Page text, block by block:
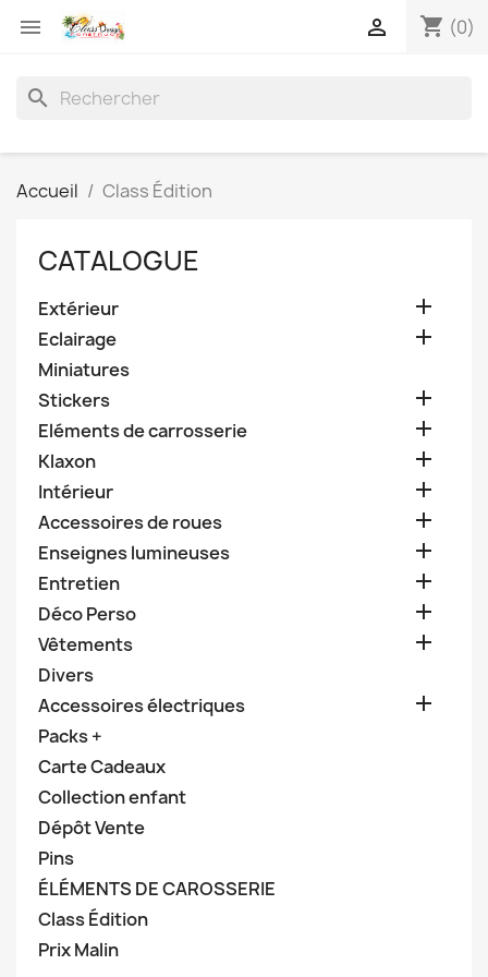
 shopping_cart (0)

search
Accueil Class Édition
CATALOGUE
Extérieur 
Eclairage 
Miniatures
Stickers

Eléments de carrosserie 
Klaxon 
Intérieur 
Accessoires de roues 
Enseignes lumineuses 
Entretien 
Déco Perso 
Vêtements 
Divers
Accessoires électriques

Packs +
Carte Cadeaux
Collection enfant
Dépôt Vente
Pins
ÉLÉMENTS DE CAROSSERIE
Class Édition
Prix Malin